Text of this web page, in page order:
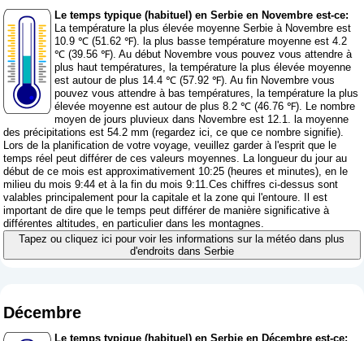
Le temps typique (habituel) en Serbie en Novembre est-ce:
La température la plus élevée moyenne Serbie à Novembre est
10.9 ℃ (51.62 ℉). la plus basse température moyenne est 4.2
℃ (39.56 ℉). Au début Novembre vous pouvez vous attendre à
plus haut températures, la température la plus élevée moyenne
est autour de plus 14.4 ℃ (57.92 ℉). Au fin Novembre vous
pouvez vous attendre à bas températures, la température la plus
élevée moyenne est autour de plus 8.2 ℃ (46.76 ℉). Le nombre
moyen de jours pluvieux dans Novembre est 12.1. la moyenne
des précipitations est 54.2 mm (regardez ici, ce que ce nombre signifie).
Lors de la planification de votre voyage, veuillez garder à l'esprit que le
temps réel peut différer de ces valeurs moyennes. La longueur du jour au
début de ce mois est approximativement 10:25 (heures et minutes), en le
milieu du mois 9:44 et à la fin du mois 9:11.Ces chiffres ci-dessus sont
valables principalement pour la capitale et la zone qui l'entoure. Il est
important de dire que le temps peut différer de manière significative à
différentes altitudes, en particulier dans les montagnes.
Tapez ou cliquez ici pour voir les informations sur la météo dans plus
d'endroits dans Serbie
Décembre
Le temps typique (habituel) en Serbie en Décembre est-ce: